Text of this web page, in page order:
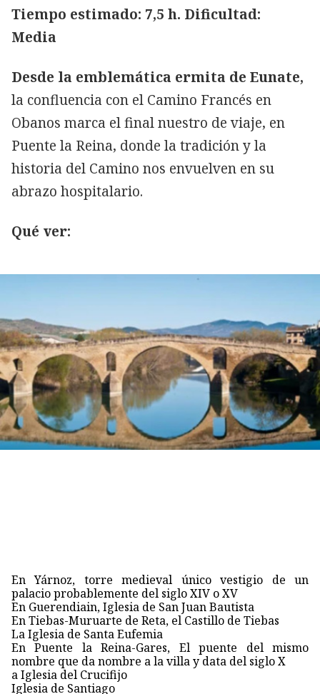
Tiempo estimado: 7,5 h. Dificultad:
Media
Desde la emblemática ermita de Eunate,
la confluencia con el Camino Francés en
Obanos marca el final nuestro de viaje, en
Puente la Reina, donde la tradición y la
historia del Camino nos envuelven en su
abrazo hospitalario.
Qué ver:
En Yárnoz, torre medieval único vestigio de un
palacio probablemente del siglo XIV o XV
En Guerendiain, Iglesia de San Juan Bautista
En Tiebas-Muruarte de Reta, el Castillo de Tiebas
La Iglesia de Santa Eufemia
En Puente la Reina-Gares, El puente del mismo
nombre que da nombre a la villa y data del siglo X
a Iglesia del Crucifijo
Iglesia de Santiago